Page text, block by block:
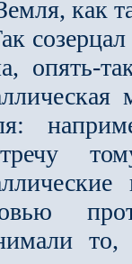
как
созерцал
опять-
то,